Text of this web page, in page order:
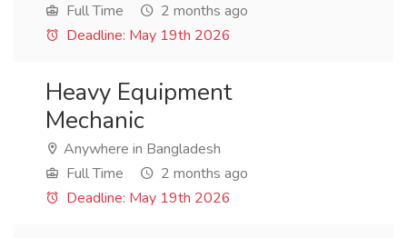
Full Time
2 months ago
Deadline: May 19th 2026
Heavy Equipment
Mechanic
Anywhere in Bangladesh
Full Time
2 months ago
Deadline: May 19th 2026